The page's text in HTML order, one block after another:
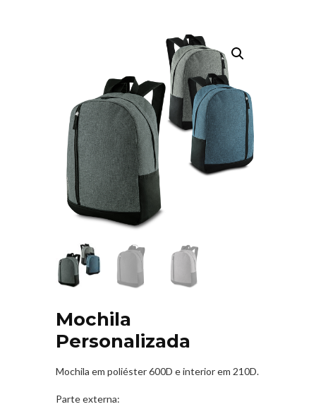
Mochila
Personalizada
Mochila em poliéster 600D e interior em 210D.
Parte externa: